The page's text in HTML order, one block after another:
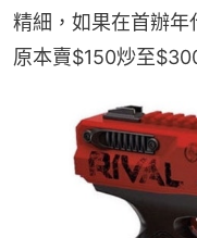
精細，如果在首辦年
原本賣$150炒至